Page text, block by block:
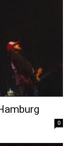
0